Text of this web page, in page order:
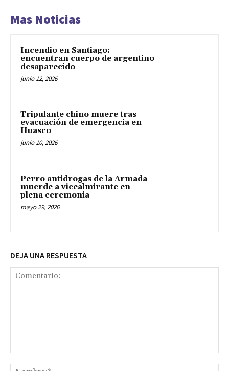
Mas Noticias
Incendio en Santiago:
encuentran cuerpo de argentino
desaparecido
junio 12, 2026
Tripulante chino muere tras
evacuación de emergencia en
Huasco
junio 10, 2026
Perro antidrogas de la Armada
muerde a vicealmirante en
plena ceremonia
mayo 29, 2026
DEJA UNA RESPUESTA